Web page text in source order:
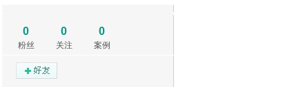
0
粉丝
0
关注
0
案例